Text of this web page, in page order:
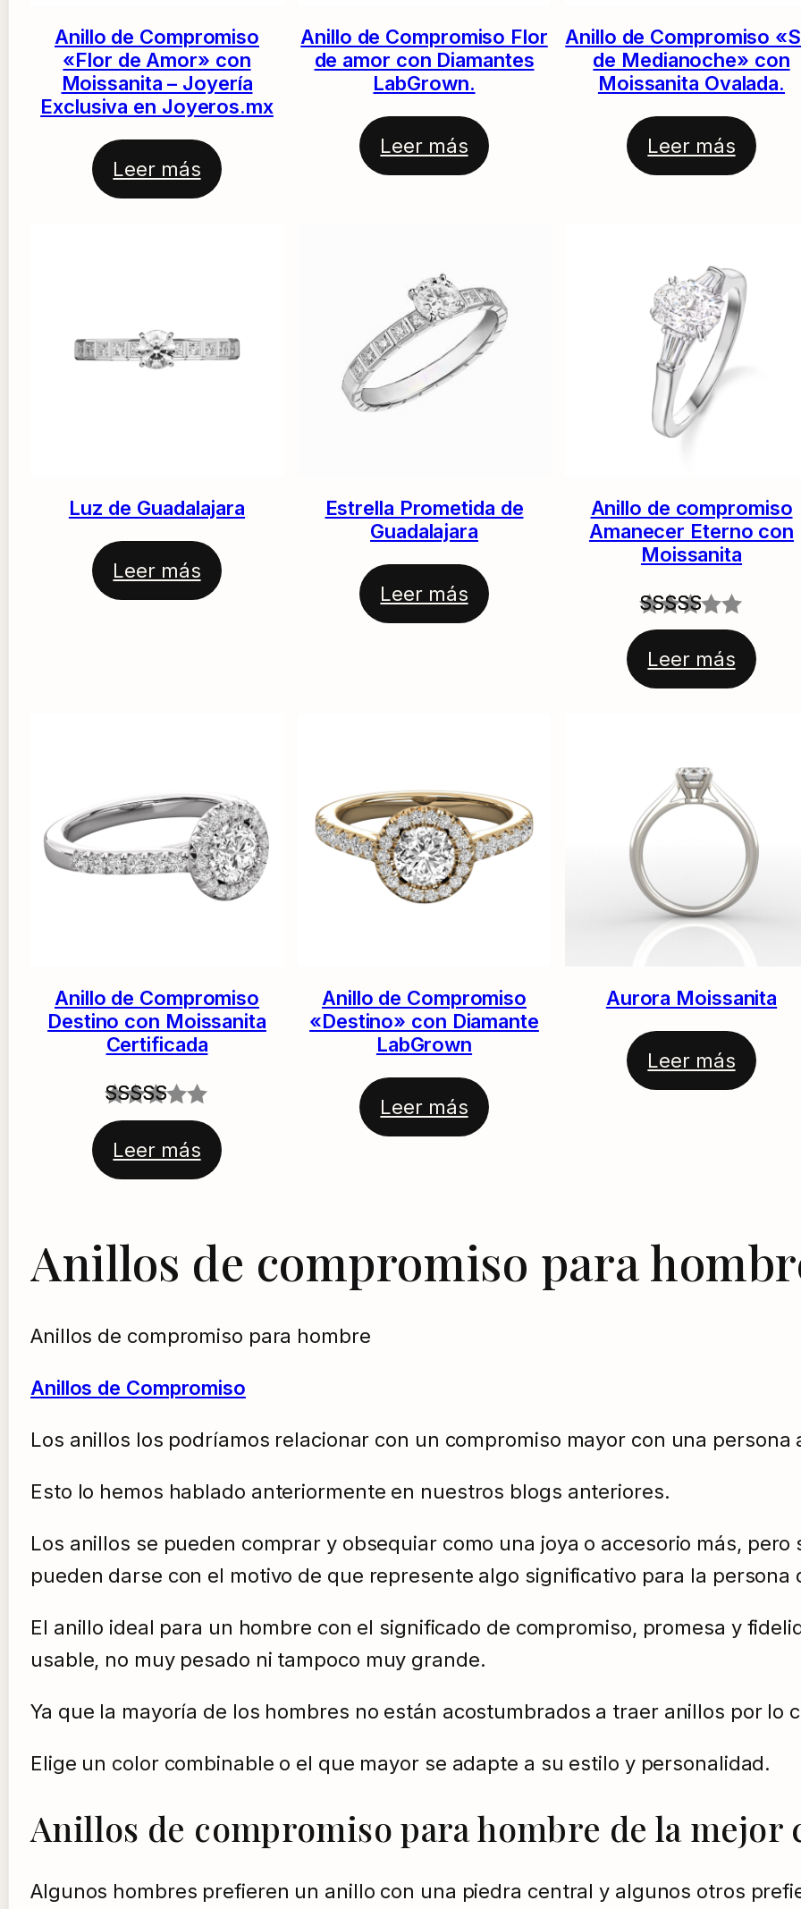
Anillo de Compromiso
«Flor de Amor» con
Moissanita – Joyería
Exclusiva en Joyeros.mx
Leer más
Anillo de Compromiso Flor
de amor con Diamantes
LabGrown.
Leer más
Anillo de Compromiso
de Medianoche» con
Moissanita Ovalada.
Leer más
Luz de Guadalajara
Leer más
Estrella Prometida de
Guadalajara
Leer más
Anillo de compromiso
Amanecer Eterno con
Moissanita
Valorado
con5.00
de 5 en
1
de un
cliente
Leer más
Anillo de Compromiso
Destino con Moissanita
Certificada
Valorado
con5.00
de 5 en
1
valoración
de un
Leer más
Anillo de Compromiso
«Destino» con Diamante
LabGrown
Leer más
Aurora Moissanita
Leer más
Anillos de compromiso para
Anillos de compromiso para hombre
Anillos de Compromiso
Los anillos los podríamos relacionar con un compromiso mayor con una persona
Esto lo hemos hablado anteriormente en nuestros blogs anteriores.
Los anillos se pueden comprar y obsequiar como una joya o accesorio más,
pueden darse con el motivo de que represente algo significativo para la persona
El anillo ideal para un hombre con el significado de compromiso, promesa y
usable, no muy pesado ni tampoco muy grande.
Ya que la mayoría de los hombres no están acostumbrados a traer anillos por lo
Elige un color combinable o el que mayor se adapte a su estilo y personalidad.
Anillos de compromiso para hombre de la mejor
Algunos hombres prefieren un anillo con una piedra central y algunos otros